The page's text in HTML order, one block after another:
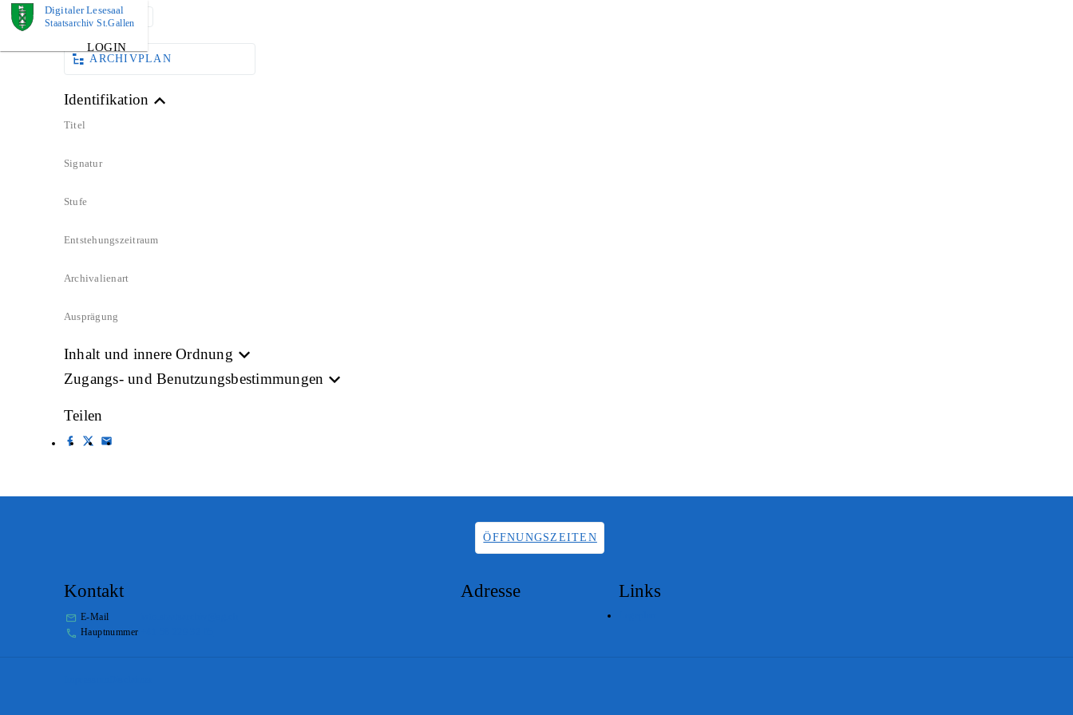
Digitaler Lesesaal
Staatsarchiv St.Gallen
LOGIN
DOKUMENT
ARCHIVPLAN
Identifikation
Titel
Signatur
Stufe
Entstehungszeitraum
Archivalienart
Ausprägung
Inhalt und innere Ordnung
Zugangs- und Benutzungsbestimmungen
Teilen
ÖFFNUNGSZEITEN
Kontakt
E-Mail
Hauptnummer
Adresse Links